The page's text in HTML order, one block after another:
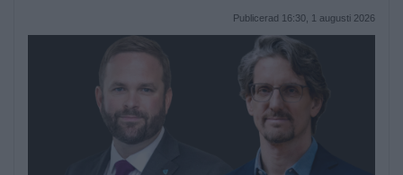
Publicerad 16:30, 1 augusti 2026